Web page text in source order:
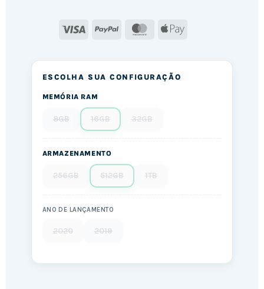
Visa PayPal MasterCard
Apple
ESCOLHA SUA CONFIGURAÇÃO
MEMÓRIA RAM
8GB 16GB 32GB
ARMAZENAMENTO
256GB 512GB 1TB
ANO DE LANÇAMENTO
2020 2019